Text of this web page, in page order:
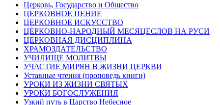
Церковь, Государство и Общество
ЦЕРКОВНОЕ ПЕНИЕ
ЦЕРКОВНОЕ ИСКУССТВО
ЦЕРКОВНО-НАРОДНЫЙ МЕСЯЦЕСЛОВ НА РУСИ
ЦЕРКОВНАЯ ДИСЦИПЛИНА
ХРАМОЗДАТЕЛЬСТВО
УЧИЛИЩЕ МОЛИТВЫ
УЧАСТИЕ МИРЯН В ЖИЗНИ ЦЕРКВИ
Уставные чтения (проповедь книги)
УРОКИ ИЗ ЖИЗНИ СВЯТЫХ
УРОКИ БОГОСЛУЖЕНИЯ
Узкий путь в Царство Небесное